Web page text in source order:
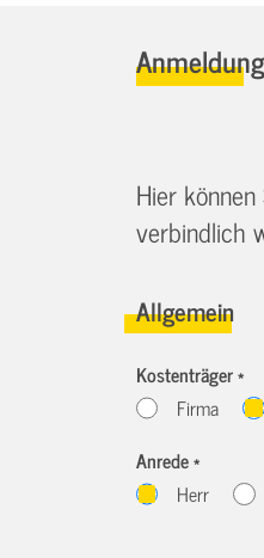
Hier
verbindlich
Allgemein
Kostenträger *
Firma
Anrede *
Herr